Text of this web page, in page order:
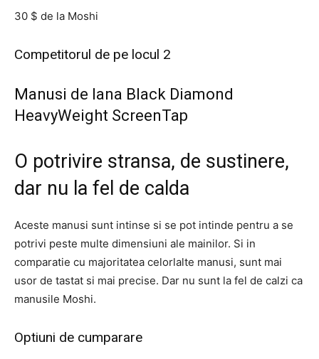
30 $ de la Moshi
Competitorul de pe locul 2
Manusi de lana Black Diamond
HeavyWeight ScreenTap
O potrivire stransa, de sustinere,
dar nu la fel de calda
Aceste manusi sunt intinse si se pot intinde pentru a se
potrivi peste multe dimensiuni ale mainilor. Si in
comparatie cu majoritatea celorlalte manusi, sunt mai
usor de tastat si mai precise. Dar nu sunt la fel de calzi ca
manusile Moshi.
Optiuni de cumparare